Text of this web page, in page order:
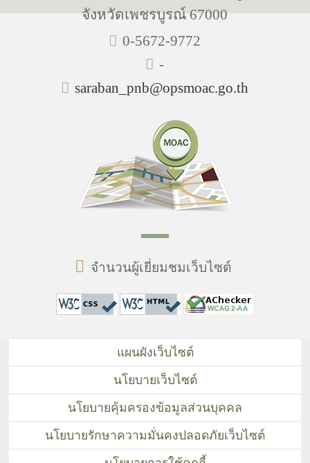
จังหวัดเพชรบูรณ์ 67000
0-5672-9772
-
saraban_pnb@opsmoac.go.th
จำนวนผู้เยี่ยมชมเว็บไซต์
แผนผังเว็บไซต์
นโยบายเว็บไซต์
นโยบายคุ้มครองข้อมูลส่วนบุคคล
นโยบายรักษาความมั่นคงปลอดภัยเว็บไซต์